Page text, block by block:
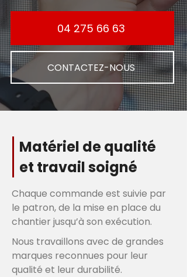
04 275 66 63
CONTACTEZ-NOUS
Matériel de qualité
et travail soigné
Chaque commande est suivie par
le patron, de la mise en place du
chantier jusqu’à son exécution.
Nous travaillons avec de grandes
marques reconnues pour leur
qualité et leur durabilité.